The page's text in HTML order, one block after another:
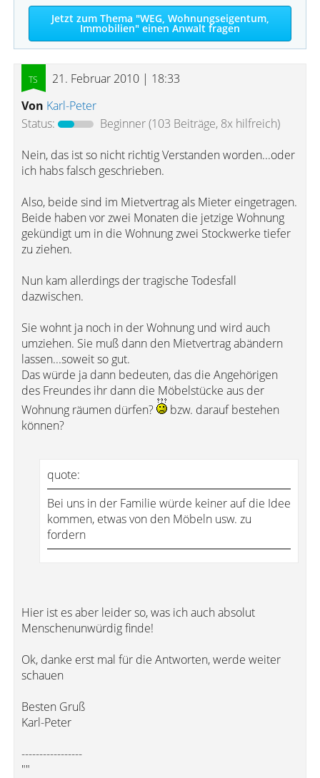
Jetzt zum Thema "WEG, Wohnungseigentum,
Immobilien" einen Anwalt fragen
21. Februar 2010 | 18:33
Von Karl-Peter
Status:
Beginner(103 Beiträge, 8x hilfreich)
Nein, das ist so nicht richtig Verstanden worden...oder
ich habs falsch geschrieben.
Also, beide sind im Mietvertrag als Mieter eingetragen.
Beide haben vor zwei Monaten die jetzige Wohnung
gekündigt um in die Wohnung zwei Stockwerke tiefer
zu ziehen.
Nun kam allerdings der tragische Todesfall
dazwischen.
Sie wohnt ja noch in der Wohnung und wird auch
umziehen. Sie muß dann den Mietvertrag abändern
lassen...soweit so gut.
Das würde ja dann bedeuten, das die Angehörigen
des Freundes ihr dann die Möbelstücke aus der
Wohnung räumen dürfen?
bzw. darauf bestehen
können?
quote:
Bei uns in der Familie würde keiner auf die Idee
kommen, etwas von den Möbeln usw. zu
fordern
Hier ist es aber leider so, was ich auch absolut
Menschenunwürdig finde!
Ok, danke erst mal für die Antworten, werde weiter
schauen
Besten Gruß
Karl-Peter
-----------------
""